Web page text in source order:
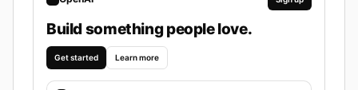
Build something people love.
Get started Learn more